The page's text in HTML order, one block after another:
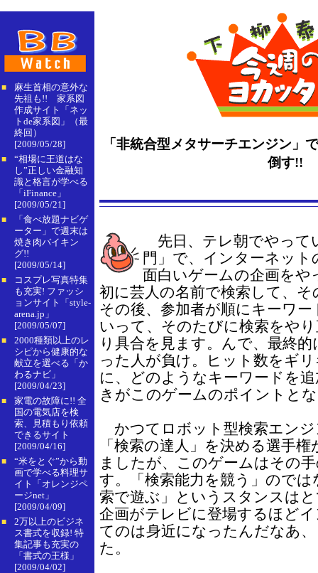
■
麻生首相の意外な
先祖も!! 家系図
作成サイト「ネッ
トde家系図」（最
終回）
[2009/05/28]
■
“相場に王道はな
し”正しい金融知
識と格言が学べる
「iFinance」
[2009/05/21]
■
「食べ放題ナビゲ
ーター」で週末は
焼き肉バイキン
グ!!
[2009/05/14]
■
コスプレ写真特集
も充実! ファッシ
ョンサイト「style-
arena.jp」
[2009/05/07]
■
2000種類以上のレ
シピから健康的な
献立を選べる「か
わるナビ」
[2009/04/23]
■
家電の故障に!! 全
国の電気店を検
索、見積もり依頼
できるサイト
[2009/04/16]
■
“米をとぐ”から動
画で学べる料理サ
イト「オレンジペ
ージnet」
[2009/04/09]
■
2万以上のビジネ
ス書式を収録! 特
集記事も充実の
「書式の王様」
[2009/04/02]
「非統合型メタサーチエンジン」
倒す!!
先日、テレ朝でやって
門」で、インターネッ
面白いゲームの企画を
初に芸人の名前で検索して、
その後、参加者が順にキーワ
いって、そのたびに検索をや
り具合を見ます。んで、最終
った人が負け。ヒット数をギ
に、どのようなキーワードを
きがこのゲームのポイントと
かつてロボット型検索エンジ
「検索の達人」を決める選手
ましたが、このゲームはその
す。「検索能力を競う」ので
索で遊ぶ」というスタンスは
企画がテレビに登場するほど
てのは身近になったんだなあ
た。